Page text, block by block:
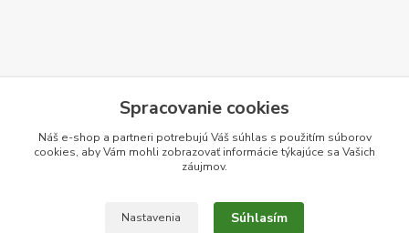
Spracovanie cookies
Náš e-shop a partneri potrebujú Váš súhlas s použitím súborov
cookies, aby Vám mohli zobrazovať informácie týkajúce sa Vašich
záujmov.
Nastavenia Súhlasím